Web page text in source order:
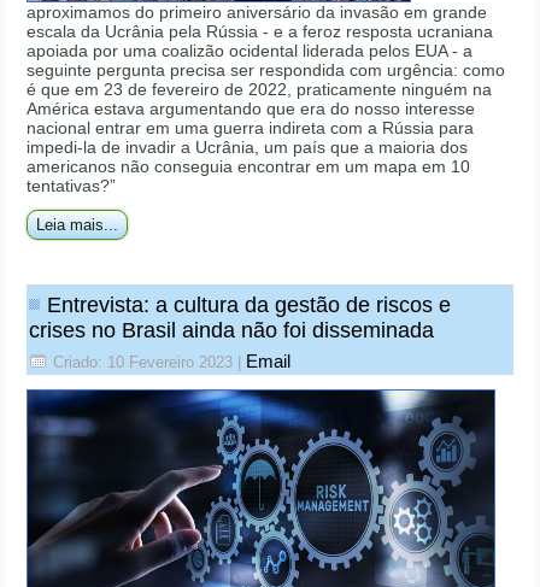
aproximamos do primeiro aniversário da invasão em grande
escala da Ucrânia pela Rússia - e a feroz resposta ucraniana
apoiada por uma coalizão ocidental liderada pelos EUA - a
seguinte pergunta precisa ser respondida com urgência: como
é que em 23 de fevereiro de 2022, praticamente ninguém na
América estava argumentando que era do nosso interesse
nacional entrar em uma guerra indireta com a Rússia para
impedi-la de invadir a Ucrânia, um país que a maioria dos
americanos não conseguia encontrar em um mapa em 10
tentativas?”
Leia mais...
Entrevista: a cultura da gestão de riscos e
crises no Brasil ainda não foi disseminada
Criado: 10 Fevereiro 2023 Email